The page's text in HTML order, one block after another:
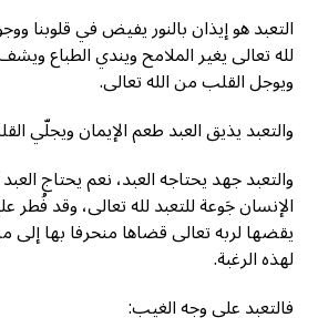
التعبد هو إيذان بالنور يفيض في قلوبنا
لله تعالى يغير الملامح ويندي الطباع
ويوجل القلب من الله تعالى.
والتعبد يذيق العبد طعم الإيمان ويجلّي
والتعبد جهد يحتاجه العبد، نعم يحتاج
الإنسان جَوعة للتعبد لله تعالى، وقد فُطر
يقضها لربه تعالى قضاها منحرفا بها إلى
لهذه الرغبة.
فالتعبد على وجه الغيب: